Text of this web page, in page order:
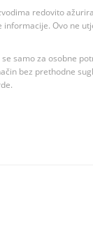
redovito
Ovo ne
samo za osobne
bez prethodne